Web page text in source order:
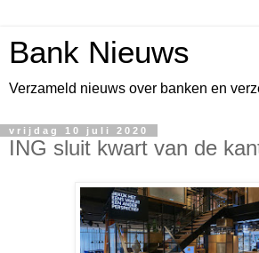
Bank Nieuws
Verzameld nieuws over banken en
vrijdag 10 juli 2020
ING sluit kwart van de